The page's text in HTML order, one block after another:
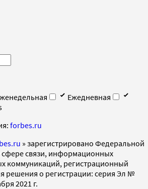
Ежедневная
forbes.ru
» зарегистрировано Федеральной
сфере связи, информационных
коммуникаций, регистрационный
решения о регистрации: серия Эл №
2021 г.